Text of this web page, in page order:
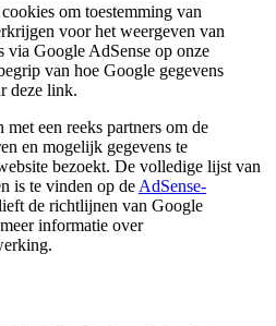
om toestemming van
voor het weergeven van
via Google AdSense op onze
van hoe Google gegevens
deze link.
een reeks partners om de
en mogelijk gegevens te
bezoekt. De volledige lijst van
is te vinden op de AdSense-
de richtlijnen van Google
informatie over